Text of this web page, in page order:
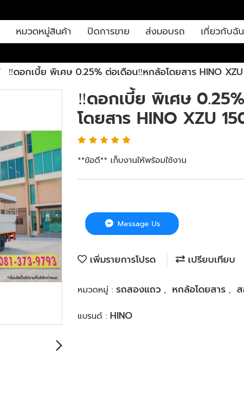
หมวดหมู่สินค้า ปิดการขาย ส่งมอบรถ เกี่ยวกับฉัน
‼️ดอกเบี้ย พิเศษ 0.25% ต่อเดือน‼️หกล้อโดยสาร HINO
‼️ดอกเบี้ย พิเศษ
โดยสาร HINO XZU
**ข้อดี** เก็บงานให้พร้อมใช้งาน
Message Us
เพิ่มรายการโปรด เปรียบเทียบ
หมวดหมู่ : รถสองแถว , หกล้อโดยสาร ,
แบรนด์ : HINO